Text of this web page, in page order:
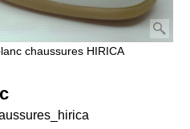
chaussures HIRICA